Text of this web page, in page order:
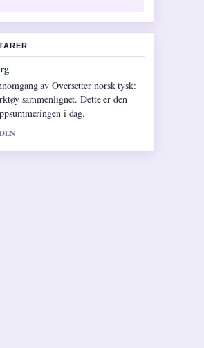
i Broen – komplett
tett – setter pris pa den
tonen her.